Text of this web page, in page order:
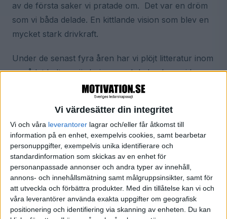
Vi värdesätter din integritet
Vi och våra leverantorer lagrar och/eller får åtkomst till
information på en enhet, exempelvis cookies, samt bearbetar
personuppgifter, exempelvis unika identifierare och
standardinformation som skickas av en enhet för
personanpassade annonser och andra typer av innehåll,
annons- och innehållsmätning samt målgruppsinsikter, samt för
att utveckla och förbättra produkter. Med din tillåtelse kan vi och
våra leverantörer använda exakta uppgifter om geografisk
positionering och identifiering via skanning av enheten. Du kan
av de första saker vi pratade om. Det var en dröm
som vi båda delade. En kittlande vision som blev en
mycket stark drivkraft.
Under de senast fyra åren har vi plöjt litteratur inom
området kultur, värderingar och ledarskap, vi har
tagit del av forskning och studier, läst otaliga artiklar
och rapporter och inte minst haft förmånen att
intervjua många olika ledare. Alla denna forskning,
tillsammans med våra egna erfarenheter som
konsulter, kokade ner till en samling spännande
företagsberättelser och åtta framgångskriterier för
en stark och dynamisk företagskultur.
Nästa steg var att ta kontakt med förlag för att få
boken utgiven. Men här stötte vi på patrull. När vi